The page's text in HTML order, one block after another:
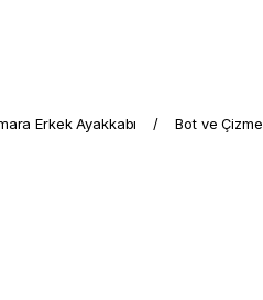
Erkek Ayakkabı Bot ve Çizme